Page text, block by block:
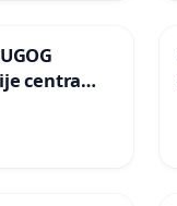
centra
stabala